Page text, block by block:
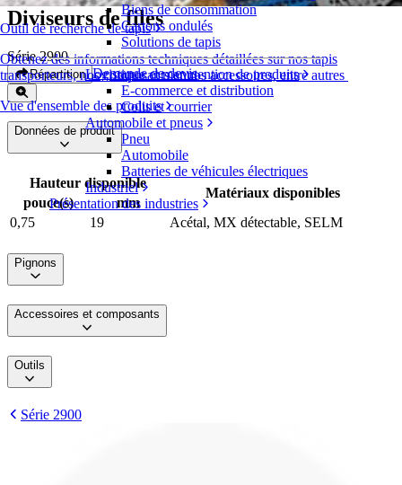
Outil de recherche de tapis
Obtenez des informations techniques détaillées sur nos tapis
transporteurs, nos composants et nos accessoires, entre autres
Vue d'ensemble des produits
Biens de consommation
Cartons ondulés
Solutions de tapis
Logistique et manutention de produits
E-commerce et distribution
Colis et courrier
Automobile et pneus
Pneu
Automobile
Batteries de véhicules électriques
Industriel
Présentation des industries
Diviseurs de files
Série 2900
Répartition Demande de devis
Données de produit
Hauteur disponible
Matériaux disponibles
pouce(s)
mm
0,75
19 Acétal, MX détectable, SELM
Pignons
Accessoires et composants
Outils
Série 2900